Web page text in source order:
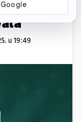
u 19:49